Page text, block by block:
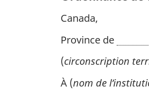
Canada,
Province de
(circonscription
À (nom de